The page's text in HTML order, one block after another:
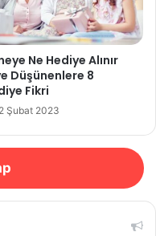
Ne Hediye Alınır
Düşünenlere 8
Fikri
Şubat 2023